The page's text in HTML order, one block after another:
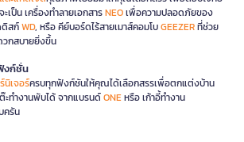
เป็น เครื่องทำลายเอกสารNEOเพื่อความปลอดภัยของ
ดิสก์WD, หรือ คีย์บอร์ดไร้สายเมาส์คอมโบGEEZERที่ช่วย
วกสบายยิ่งขึ้น
งก์ชั่น
นิเจอร์ครบทุกฟังก์ชันให้คุณได้เลือกสรรเพื่อตกแต่งบ้าน
ต๊ะทำงานพับได้ จากแบรนด์ONEหรือ เก้าอี้ทำงาน
ครัน